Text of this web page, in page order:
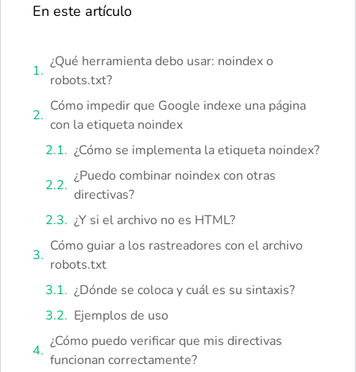
En este artículo
¿Qué herramienta debo usar: noindex o
robots.txt?
Cómo impedir que Google indexe una página
con la etiqueta noindex
¿Cómo se implementa la etiqueta noindex?
¿Puedo combinar noindex con otras
directivas?
¿Y si el archivo no es HTML?
Cómo guiar a los rastreadores con el archivo
robots.txt
¿Dónde se coloca y cuál es su sintaxis?
Ejemplos de uso
¿Cómo puedo verificar que mis directivas
funcionan correctamente?